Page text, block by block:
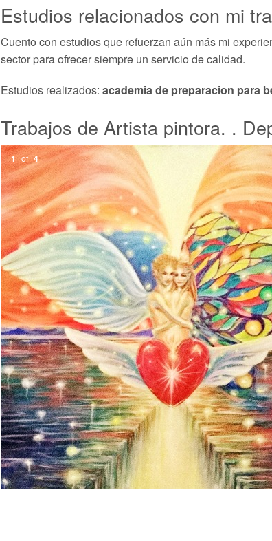
Estudios relacionados con mi
Cuento con estudios que refuerzan aún más mi
sector para ofrecer siempre un servicio de calidad.
Estudios realizados: academia de preparacion para
Trabajos de Artista pintora. .
1 of 4